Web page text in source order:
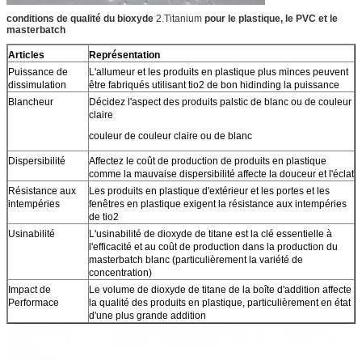
conditions de qualité du bioxyde 2.Titanium pour le plastique, le PVC et le
masterbatch
Articles
Représentation
Puissance de
dissimulation
L'allumeur et les produits en plastique plus minces peuvent
être fabriqués utilisant tio2 de bon hidinding la puissance
Blancheur
Décidez l'aspect des produits palstic de blanc ou de couleur
claire
couleur de couleur claire ou de blanc
Dispersibilité
Affectez le coût de production de produits en plastique
comme la mauvaise dispersibilité affecte la douceur et l'éclat
Résistance aux
intempéries
Les produits en plastique d'extérieur et les portes et les
fenêtres en plastique exigent la résistance aux intempéries
de tio2
Usinabilité
L'usinabilité de dioxyde de titane est la clé essentielle à
l'efficacité et au coût de production dans la production du
masterbatch blanc (particulièrement la variété de
concentration)
Impact de
Performace
Le volume de dioxyde de titane de la boîte d'addition affecte
la qualité des produits en plastique, particulièrement en état
d'une plus grande addition